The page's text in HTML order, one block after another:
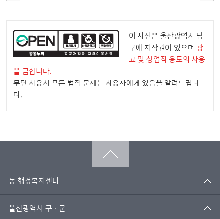
이 사진은 울산광역시 남
구에 저작권이 있으며 광
고 및 상업적 용도의 사용
을 금합니다.
무단 사용시 모든 법적 문제는 사용자에게 있음을 알려드립니
다.
동 행정복지센터
울산광역시 구·군